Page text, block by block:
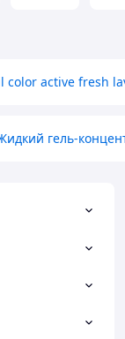
color active fresh
гель-